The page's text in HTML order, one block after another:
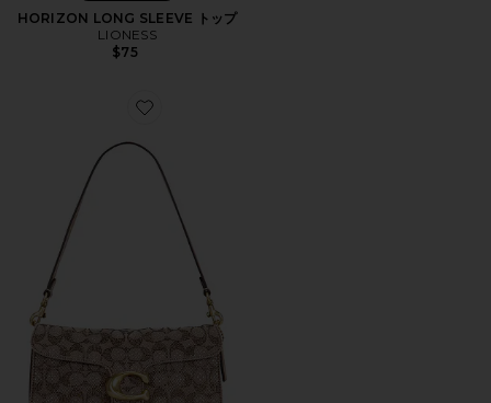
HORIZON LONG SLEEVE トップ
LIONESS
$75
Favorite CRYSTAL SIGNATURE SOFT TABBY 約66CM